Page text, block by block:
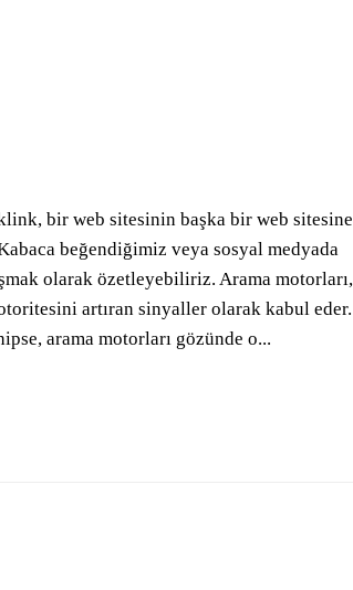
bir web sitesinin başka bir web sitesine
beğendiğimiz veya sosyal medyada
olarak özetleyebiliriz. Arama motorları,
artıran sinyaller olarak kabul eder.
arama motorları gözünde o...